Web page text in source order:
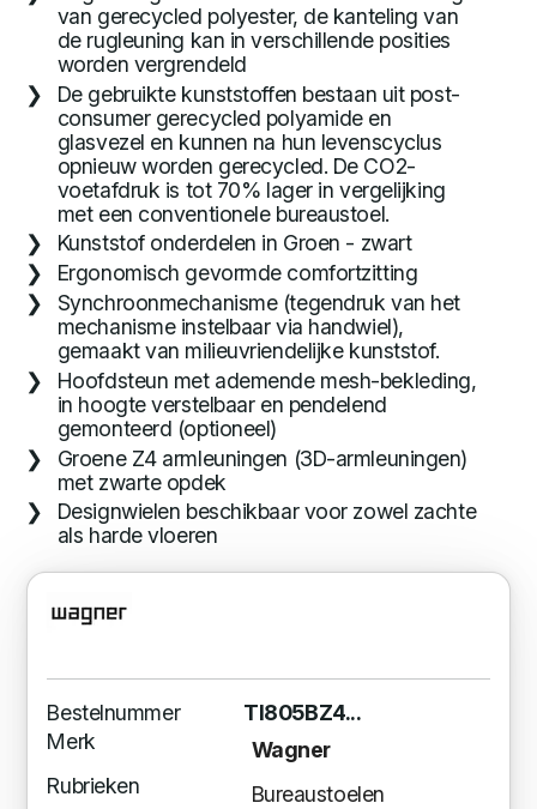
van gerecycled polyester, de kanteling van
de rugleuning kan in verschillende posities
worden vergrendeld
De gebruikte kunststoffen bestaan uit post-
consumer gerecycled polyamide en
glasvezel en kunnen na hun levenscyclus
opnieuw worden gerecycled. De CO2-
voetafdruk is tot 70% lager in vergelijking
met een conventionele bureaustoel.
Kunststof onderdelen in Groen - zwart
Ergonomisch gevormde comfortzitting
Synchroonmechanisme (tegendruk van het
mechanisme instelbaar via handwiel),
gemaakt van milieuvriendelijke kunststof.
Hoofdsteun met ademende mesh-bekleding,
in hoogte verstelbaar en pendelend
gemonteerd (optioneel)
Groene Z4 armleuningen (3D-armleuningen)
met zwarte opdek
Designwielen beschikbaar voor zowel zachte
als harde vloeren
Bestelnummer
TI805BZ4...
Merk
Wagner
Rubrieken
Bureaustoelen